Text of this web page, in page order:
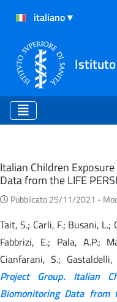
Istituto
Eventi
Italian Children
Data from the LIFE
Pubblicato 25/11/2021 -
Tait, S.; Carli, F.; Busani, L.;
Fabbrizi, E.; Pala, A.P.;
Cianfarani, S.;
Project Group. Italian
Biomonitoring Data from